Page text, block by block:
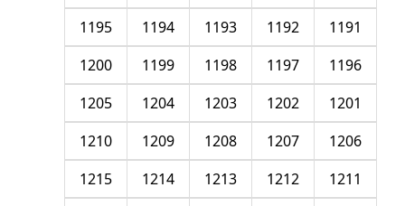
1191
1192
1193
1194
1195
1196
1197
1198
1199
1200
1201
1202
1203
1204
1205
1206
1207
1208
1209
1210
1211
1212
1213
1214
1215